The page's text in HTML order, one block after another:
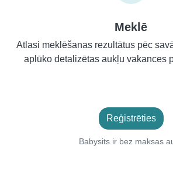
Meklē
Atlasi meklēšanas rezultātus pēc
aplūko detalizētas aukļu vakances
Reģistrēties
Babysits ir bez maksas